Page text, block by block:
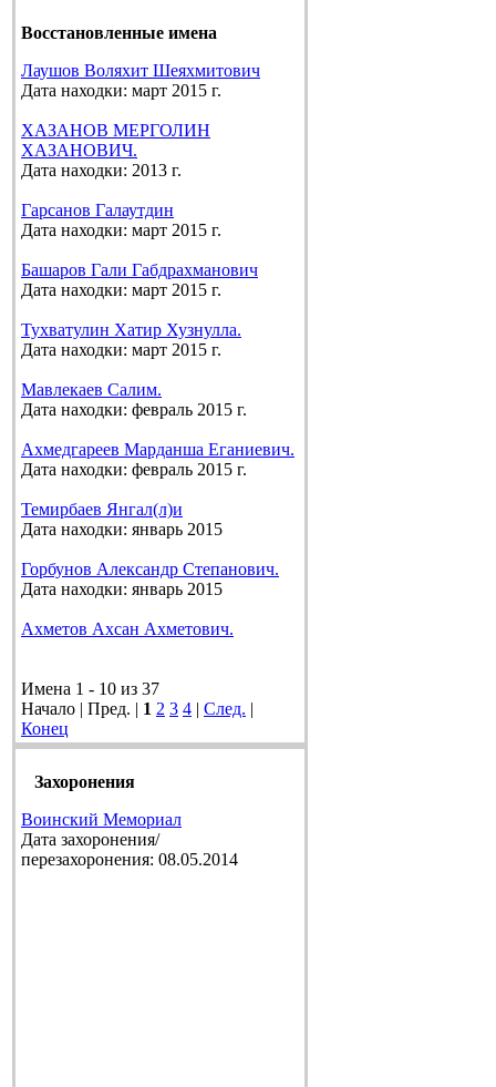
Восстановленные имена
Лаушов Воляхит Шеяхмитович
Дата находки: март 2015 г.
ХАЗАНОВ МЕРГОЛИН
ХАЗАНОВИЧ.
Дата находки: 2013 г.
Гарсанов Галаутдин
Дата находки: март 2015 г.
Башаров Гали Габдрахманович
Дата находки: март 2015 г.
Тухватулин Хатир Хузнулла.
Дата находки: март 2015 г.
Мавлекаев Салим.
Дата находки: февраль 2015 г.
Ахмедгареев Марданша Еганиевич.
Дата находки: февраль 2015 г.
Темирбаев Янгал(л)и
Дата находки: январь 2015
Горбунов Александр Степанович.
Дата находки: январь 2015
Ахметов Ахсан Ахметович.
Имена 1 - 10 из 37
Начало | Пред. | 1 2 3 4 | След. |
Конец
Захоронения
Воинский Мемориал
Дата захоронения/
перезахоронения: 08.05.2014